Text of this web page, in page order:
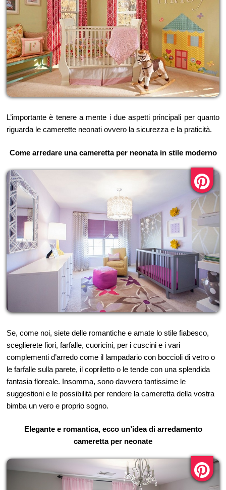
L’importante è tenere a mente i due aspetti principali per quanto
riguarda le camerette neonati ovvero la sicurezza e la praticità.
Come arredare una cameretta per neonata in stile moderno
Se, come noi, siete delle romantiche e amate lo stile fiabesco,
sceglierete fiori, farfalle, cuoricini, per i cuscini e i vari
complementi d’arredo come il lampadario con boccioli di vetro o
le farfalle sulla parete, il copriletto o le tende con una splendida
fantasia floreale. Insomma, sono davvero tantissime le
suggestioni e le possibilità per rendere la cameretta della vostra
bimba un vero e proprio sogno.
Elegante e romantica, ecco un’idea di arredamento
cameretta per neonate